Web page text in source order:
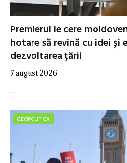
Premierul le cere
hotare să revină cu idei și
dezvoltarea țării
7 august 2026
…
GEOPOLITICA